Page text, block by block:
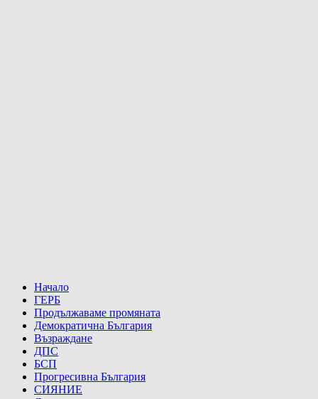
Начало
ГЕРБ
Продължаваме промяната
Демократична България
Възраждане
ДПС
БСП
Прогресивна България
СИЯНИЕ